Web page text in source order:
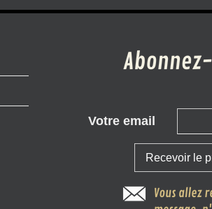
Votre email